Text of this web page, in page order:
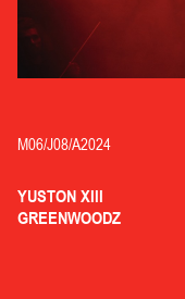
M06/J08/A2024
YUSTON XIII
GREENWOODZ